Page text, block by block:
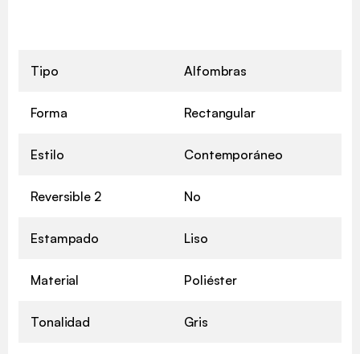
Tipo Alfombras
Forma Rectangular
Estilo Contemporáneo
Reversible 2 No
Estampado Liso
Material Poliéster
Tonalidad Gris